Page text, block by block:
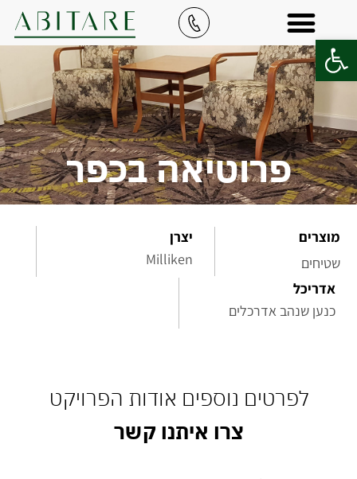
פתח סרגל נגישות
פרוטיאה בכפר
מוצרים
שטיחים
יצרן
Milliken
אדריכל
כנען שנהב אדרכלים
לפרטים נוספים אודות הפרויקט
צרו איתנו קשר